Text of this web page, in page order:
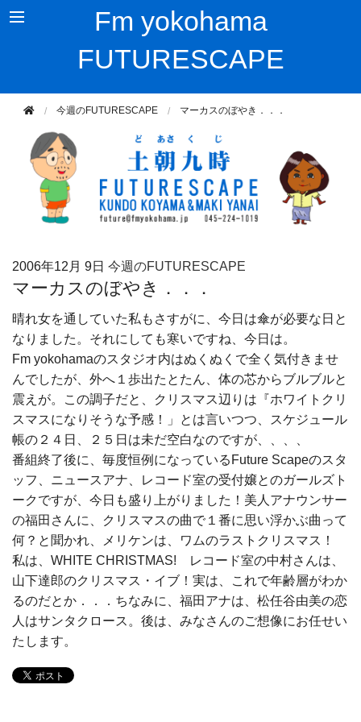
Fm yokohama
FUTURESCAPE
今週のFUTURESCAPE マーカスのぼやき．．．
2006年12月 9日 今週のFUTURESCAPE
マーカスのぼやき．．．
晴れ女を通していた私もさすがに、今日は傘が必要な日と
なりました。それにしても寒いですね、今日は。
Fm yokohamaのスタジオ内はぬくぬくで全く気付きませ
んでしたが、外へ１歩出たとたん、体の芯からブルブルと
震えが。この調子だと、クリスマス辺りは『ホワイトクリ
スマスになりそうな予感！」とは言いつつ、スケジュール
帳の２４日、２５日は未だ空白なのですが、、、、
番組終了後に、毎度恒例になっているFuture Scapeのスタ
ッフ、ニュースアナ、レコード室の受付嬢とのガールズト
ークですが、今日も盛り上がりました！美人アナウンサー
の福田さんに、クリスマスの曲で１番に思い浮かぶ曲って
何？と聞かれ、メリケンは、ワムのラストクリスマス！
私は、WHITE CHRISTMAS! レコード室の中村さんは、
山下達郎のクリスマス・イブ！実は、これで年齢層がわか
るのだとか．．．ちなみに、福田アナは、松任谷由美の恋
人はサンタクロース。後は、みなさんのご想像にお任せい
たします。